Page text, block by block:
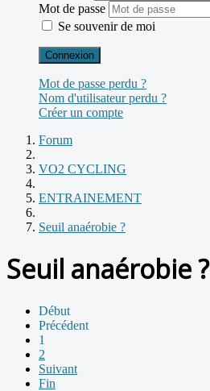
Mot de passe
Se souvenir de moi
Connexion
Mot de passe perdu ?
Nom d'utilisateur perdu ?
Créer un compte
Forum
VO2 CYCLING
ENTRAINEMENT
Seuil anaérobie ?
Seuil anaérobie ?
Début
Précédent
1
2
Suivant
Fin